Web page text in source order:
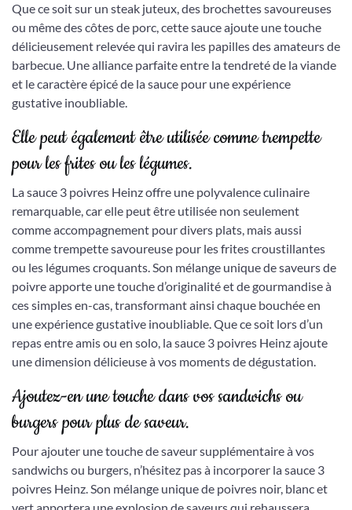
Que ce soit sur un steak juteux, des brochettes savoureuses
ou même des côtes de porc, cette sauce ajoute une touche
délicieusement relevée qui ravira les papilles des amateurs de
barbecue. Une alliance parfaite entre la tendreté de la viande
et le caractère épicé de la sauce pour une expérience
gustative inoubliable.
Elle peut également être utilisée comme trempette
pour les frites ou les légumes.
La sauce 3 poivres Heinz offre une polyvalence culinaire
remarquable, car elle peut être utilisée non seulement
comme accompagnement pour divers plats, mais aussi
comme trempette savoureuse pour les frites croustillantes
ou les légumes croquants. Son mélange unique de saveurs de
poivre apporte une touche d’originalité et de gourmandise à
ces simples en-cas, transformant ainsi chaque bouchée en
une expérience gustative inoubliable. Que ce soit lors d’un
repas entre amis ou en solo, la sauce 3 poivres Heinz ajoute
une dimension délicieuse à vos moments de dégustation.
Ajoutez-en une touche dans vos sandwichs ou
burgers pour plus de saveur.
Pour ajouter une touche de saveur supplémentaire à vos
sandwichs ou burgers, n’hésitez pas à incorporer la sauce 3
poivres Heinz. Son mélange unique de poivres noir, blanc et